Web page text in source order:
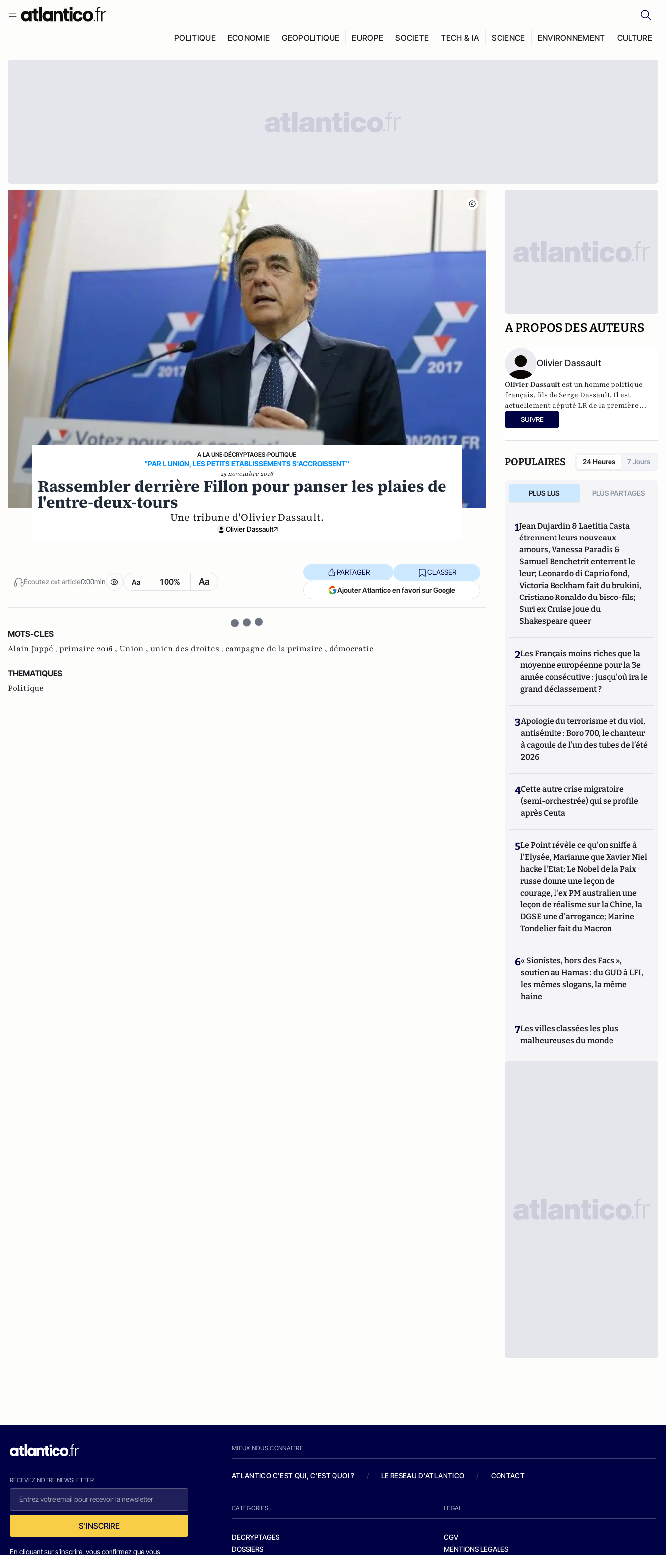
POLITIQUE ECONOMIE GEOPOLITIQUE EUROPE SOCIETE TECH & IA SCIENCE ENVIRONNEMENT CULTURE
A LA UNE›DÉCRYPTAGES›POLITIQUE
"PAR L'UNION, LES PETITS ETABLISSEMENTS S’ACCROISSENT"
25 novembre 2016
Rassembler derrière Fillon pour panser les plaies de
l'entre-deux-tours
Une tribune d'Olivier Dassault.
Olivier Dassault
Écoutez cet article0:00min Aa 100% Aa
PARTAGER CLASSER
Ajouter Atlantico en favori sur Google
MOTS-CLES
Alain Juppé , primaire 2016 , Union , union des droites , campagne de la primaire , démocratie
THEMATIQUES
Politique
A PROPOS DES AUTEURS
Olivier Dassault
Olivier Dassault est un homme politique
français, fils de Serge Dassault. Il est
actuellement député LR de la première
circonscription de l'Oise et Président du
conseil du groupe Dassault.
SUIVRE
POPULAIRES 24 Heures 7 Jours
PLUS LUS PLUS PARTAGES
1Jean Dujardin & Laetitia Casta
étrennent leurs nouveaux
amours, Vanessa Paradis &
Samuel Benchetrit enterrent le
leur; Leonardo di Caprio fond,
Victoria Beckham fait du brukini,
Cristiano Ronaldo du bisco-fils;
Suri ex Cruise joue du
Shakespeare queer
2Les Français moins riches que la
moyenne européenne pour la 3e
année consécutive : jusqu'où ira le
grand déclassement ?
3Apologie du terrorisme et du viol,
antisémite : Boro 700, le chanteur
à cagoule de l’un des tubes de l’été
2026
4Cette autre crise migratoire
(semi-orchestrée) qui se profile
après Ceuta
5Le Point révèle ce qu'on sniffe à
l'Elysée, Marianne que Xavier Niel
hacke l'Etat; Le Nobel de la Paix
russe donne une leçon de
courage, l'ex PM australien une
leçon de réalisme sur la Chine, la
DGSE une d'arrogance; Marine
Tondelier fait du Macron
6« Sionistes, hors des Facs »,
soutien au Hamas : du GUD à LFI,
les mêmes slogans, la même
haine
7Les villes classées les plus
malheureuses du monde
RECEVEZ NOTRE NEWSLETTER
S'INSCRIRE
En cliquant sur s'inscrire, vous confirmez que vous
MIEUX NOUS CONNAITRE
ATLANTICO C'EST QUI, C'EST QUOI ? / LE RESEAU D'ATLANTICO / CONTACT
CATEGORIES
DECRYPTAGES
DOSSIERS
LEGAL
CGV
MENTIONS LEGALES